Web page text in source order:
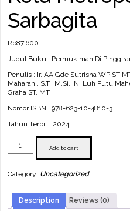
Sarbagita
Rp87.600
Judul Buku : Permukiman Di
Penulis : Ir. AA Gde Sutrisna WP ST
Maharani, S.T., M.Si,; Ni Luh Putu
Graha ST. MT.
Nomor ISBN : 978-623-10-4810-3
Tahun Terbit : 2024
Permukiman
Metropolitan
quantity
Add to cart
Category: Uncategorized
Description Reviews (0)